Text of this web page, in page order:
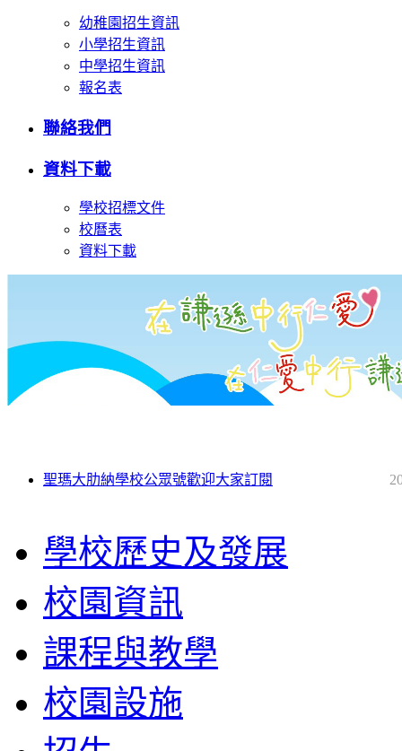
幼稚園招生資訊
小學招生資訊
中學招生資訊
報名表
聯絡我們
資料下載
學校招標文件
校曆表
資料下載
聖瑪大肋納學校公眾號歡迎大家訂閱
學校歷史及發展
校園資訊
課程與教學
校園設施